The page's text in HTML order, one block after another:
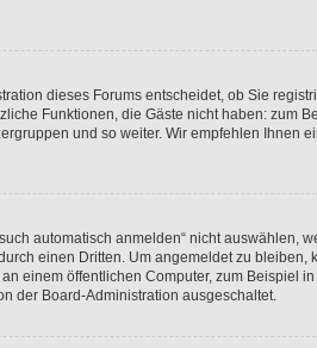
dieses Forums entscheidet, ob Sie
Funktionen, die Gäste nicht haben: zum
und so weiter. Wir empfehlen Ihnen
automatisch anmelden“ nicht auswählen,
einen Dritten. Um angemeldet zu bleiben,
einem öffentlichen Computer, zum Beispiel
der Board-Administration ausgeschaltet.